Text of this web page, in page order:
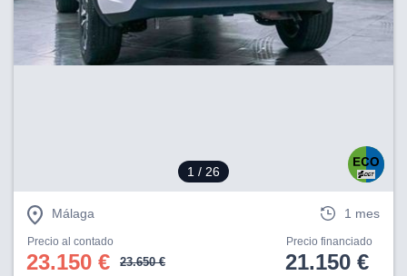
e
socios
1 / 26
Málaga 1 mes
Precio al contado
23.150 € 23.650 €
Precio financiado
21.150 €